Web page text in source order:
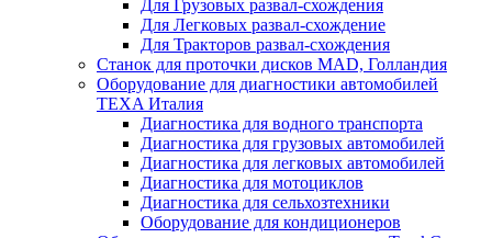
Для Грузовых развал-схождения
Для Легковых развал-схождение
Для Тракторов развал-схождения
Станок для проточки дисков MAD, Голландия
Оборудование для диагностики автомобилей
TEXA Италия
Диагностика для водного транспорта
Диагностика для грузовых автомобилей
Диагностика для легковых автомобилей
Диагностика для мотоциклов
Диагностика для сельхозтехники
Оборудование для кондиционеров